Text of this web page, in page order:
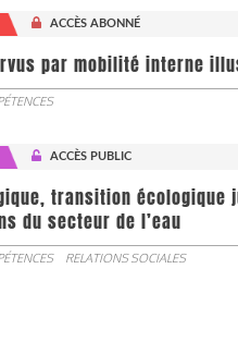
ACCÈS ABONNÉ
par mobilité interne
ACCÈS PUBLIC
transition écologique
du secteur de l’eau
RELATIONS SOCIALES